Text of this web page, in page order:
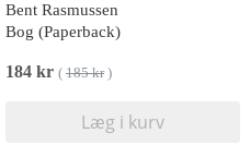
Bent Rasmussen
Bog (Paperback)
184 kr ( 185 kr)
Læg i kurv